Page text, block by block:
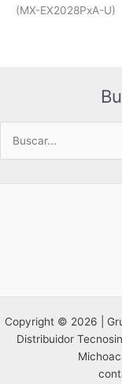
(MX-EX2028PxA-U)
Buscar
por:
Copyright © 2026 |
Distribuidor